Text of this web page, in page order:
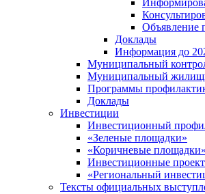
Объявление
Доклады
Информация до
Муниципальный
Муниципальный
Программы
Доклады
Инвестиции
Инвестиционный
«Зеленые площадки»
«Коричневые площадки»
Инвестиционные
«Региональный
Тексты официальных